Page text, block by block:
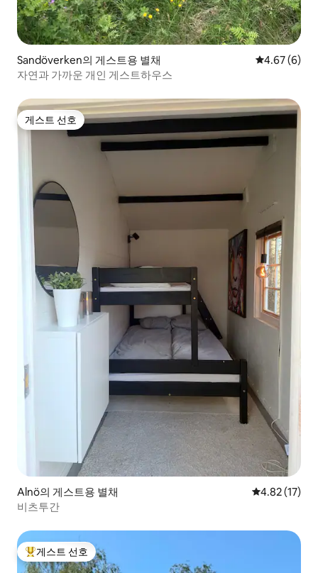
Sandöverken의 게스트용 별채 평점 4.67점
4.67 (6)
자연과 가까운 개인 게스트하우스
게스트 선호
게스트 선호
Alnö의 게스트용 별채 평점 4.82점
4.82 (17)
비츠투간
상위 게스트 선호
게스트 선호